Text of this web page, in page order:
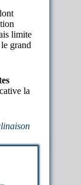
limite
grand
la